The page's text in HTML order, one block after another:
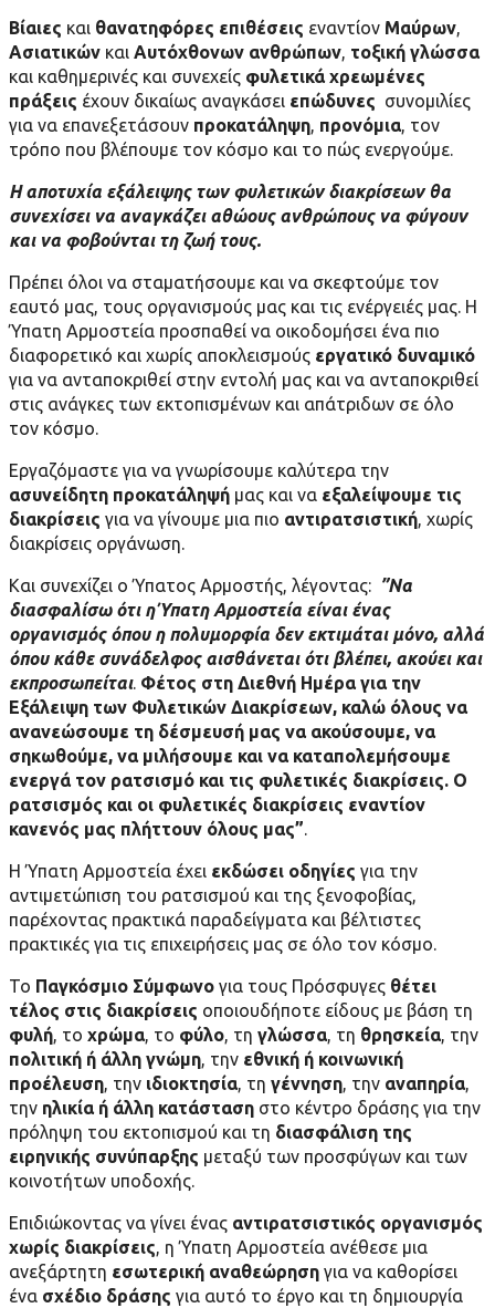
Βίαιες και θανατηφόρες επιθέσεις εναντίον Μαύρων,
Ασιατικών και Αυτόχθονων ανθρώπων, τοξική γλώσσα
και καθημερινές και συνεχείς φυλετικά χρεωμένες
πράξεις έχουν δικαίως αναγκάσει επώδυνες συνομιλίες
για να επανεξετάσουν προκατάληψη, προνόμια, τον
τρόπο που βλέπουμε τον κόσμο και το πώς ενεργούμε.
Η αποτυχία εξάλειψης των φυλετικών διακρίσεων θα
συνεχίσει να αναγκάζει αθώους ανθρώπους να φύγουν
και να φοβούνται τη ζωή τους.
Πρέπει όλοι να σταματήσουμε και να σκεφτούμε τον
εαυτό μας, τους οργανισμούς μας και τις ενέργειές μας. Η
Ύπατη Αρμοστεία προσπαθεί να οικοδομήσει ένα πιο
διαφορετικό και χωρίς αποκλεισμούς εργατικό δυναμικό
για να ανταποκριθεί στην εντολή μας και να ανταποκριθεί
στις ανάγκες των εκτοπισμένων και απάτριδων σε όλο
τον κόσμο.
Εργαζόμαστε για να γνωρίσουμε καλύτερα την
ασυνείδητη προκατάληψή μας και να εξαλείψουμε τις
διακρίσεις για να γίνουμε μια πιο αντιρατσιστική, χωρίς
διακρίσεις οργάνωση.
Και συνεχίζει ο Ύπατος Αρμοστής, λέγοντας: ”Να
διασφαλίσω ότι η Ύπατη Αρμοστεία είναι ένας
οργανισμός όπου η πολυμορφία δεν εκτιμάται μόνο, αλλά
όπου κάθε συνάδελφος αισθάνεται ότι βλέπει, ακούει και
εκπροσωπείται. Φέτος στη Διεθνή Ημέρα για την
Εξάλειψη των Φυλετικών Διακρίσεων, καλώ όλους να
ανανεώσουμε τη δέσμευσή μας να ακούσουμε, να
σηκωθούμε, να μιλήσουμε και να καταπολεμήσουμε
ενεργά τον ρατσισμό και τις φυλετικές διακρίσεις. Ο
ρατσισμός και οι φυλετικές διακρίσεις εναντίον
κανενός μας πλήττουν όλους μας”.
Η Ύπατη Αρμοστεία έχει εκδώσει οδηγίες για την
αντιμετώπιση του ρατσισμού και της ξενοφοβίας,
παρέχοντας πρακτικά παραδείγματα και βέλτιστες
πρακτικές για τις επιχειρήσεις μας σε όλο τον κόσμο.
Το Παγκόσμιο Σύμφωνο για τους Πρόσφυγες θέτει
τέλος στις διακρίσεις οποιουδήποτε είδους με βάση τη
φυλή, το χρώμα, το φύλο, τη γλώσσα, τη θρησκεία, την
πολιτική ή άλλη γνώμη, την εθνική ή κοινωνική
προέλευση, την ιδιοκτησία, τη γέννηση, την αναπηρία,
την ηλικία ή άλλη κατάσταση στο κέντρο δράσης για την
πρόληψη του εκτοπισμού και τη διασφάλιση της
ειρηνικής συνύπαρξης μεταξύ των προσφύγων και των
κοινοτήτων υποδοχής.
Επιδιώκοντας να γίνει ένας αντιρατσιστικός οργανισμός
χωρίς διακρίσεις, η Ύπατη Αρμοστεία ανέθεσε μια
ανεξάρτητη εσωτερική αναθεώρηση για να καθορίσει
ένα σχέδιο δράσης για αυτό το έργο και τη δημιουργία